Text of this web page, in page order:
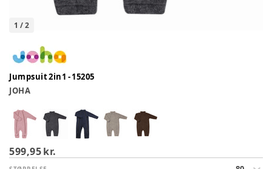
1 /2
Jumpsuit 2in1 - 15205
JOHA
599,95 kr.